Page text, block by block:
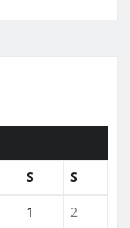
S S
1
2